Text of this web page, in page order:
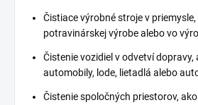
Čistiace výrobné stroje v
potravinárskej výrobe alebo vo
Čistenie vozidiel v odvetví dopravy,
automobily, lode, lietadlá alebo
Čistenie spoločných priestorov,